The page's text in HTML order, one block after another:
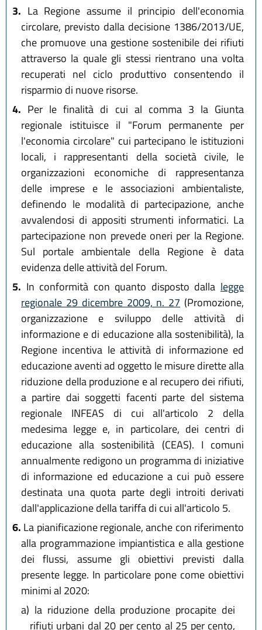
3. La Regione assume il principio dell'economia
circolare, previsto dalla decisione 1386/2013/UE,
che promuove una gestione sostenibile dei rifiuti
attraverso la quale gli stessi rientrano una volta
recuperati nel ciclo produttivo consentendo il
risparmio di nuove risorse.
4. Per le finalità di cui al comma 3 la Giunta
regionale istituisce il "Forum permanente per
l'economia circolare" cui partecipano le istituzioni
locali, i rappresentanti della società civile, le
organizzazioni economiche di rappresentanza
delle imprese e le associazioni ambientaliste,
definendo le modalità di partecipazione, anche
avvalendosi di appositi strumenti informatici. La
partecipazione non prevede oneri per la Regione.
Sul portale ambientale della Regione è data
evidenza delle attività del Forum.
5. In conformità con quanto disposto dalla legge
regionale 29 dicembre 2009, n. 27 (Promozione,
organizzazione e sviluppo delle attività di
informazione e di educazione alla sostenibilità), la
Regione incentiva le attività di informazione ed
educazione aventi ad oggetto le misure dirette alla
riduzione della produzione e al recupero dei rifiuti,
a partire dai soggetti facenti parte del sistema
regionale INFEAS di cui all'articolo 2 della
medesima legge e, in particolare, dei centri di
educazione alla sostenibilità (CEAS). I comuni
annualmente redigono un programma di iniziative
di informazione ed educazione a cui può essere
destinata una quota parte degli introiti derivati
dall'applicazione della tariffa di cui all'articolo 5.
6. La pianificazione regionale, anche con riferimento
alla programmazione impiantistica e alla gestione
dei flussi, assume gli obiettivi previsti dalla
presente legge. In particolare pone come obiettivi
minimi al 2020:
a) la riduzione della produzione procapite dei
rifiuti urbani dal 20 per cento al 25 per cento,